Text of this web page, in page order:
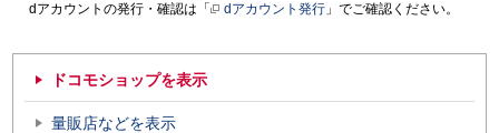
dアカウントの発行・確認は「
dアカウント発行 」でご確認ください。
ドコモショップを表示
量販店などを表示